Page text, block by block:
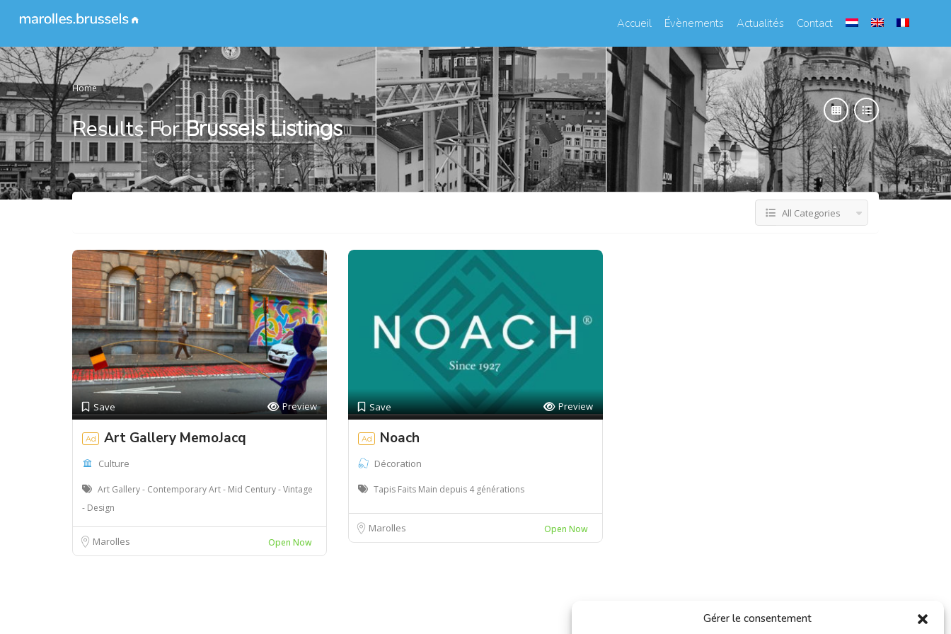
Gérer le consentement
Accueil Évènements Actualités Contact
Home
Results ForBrussels Listings
All Categories
Save Preview
Ad Art Gallery MemoJacq
Culture
Art Gallery - Contemporary Art - Mid Century - Vintage
- Design
Marolles Open Now
Save Preview
Ad Noach
Décoration
Tapis Faits Main depuis 4 générations
Marolles Open Now